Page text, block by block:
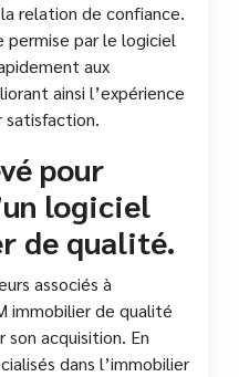
relation de confiance.
permise par le logiciel
aux
ainsi l’expérience
pour
logiciel
de qualité.
associés à
immobilier de qualité
acquisition. En
dans l’immobilier